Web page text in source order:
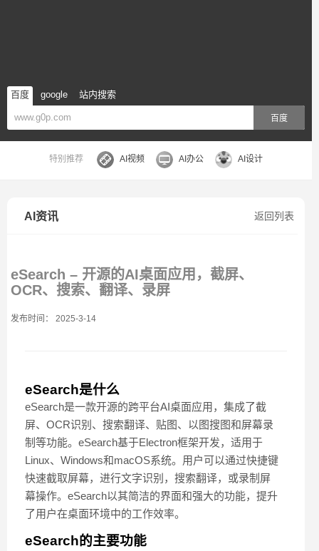
百度 google 站内搜索
百度
特别推荐 AI视频 AI办公 AI设计
返回列表
AI资讯
eSearch – 开源的AI桌面应用，截屏、
OCR、搜索、翻译、录屏
发布时间： 2025-3-14
eSearch是什么
eSearch是一款开源的跨平台AI桌面应用，集成了截
屏、OCR识别、搜索翻译、贴图、以图搜图和屏幕录
制等功能。eSearch基于Electron框架开发，适用于
Linux、Windows和macOS系统。用户可以通过快捷键
快速截取屏幕，进行文字识别，搜索翻译，或录制屏
幕操作。eSearch以其简洁的界面和强大的功能，提升
了用户在桌面环境中的工作效率。
eSearch的主要功能